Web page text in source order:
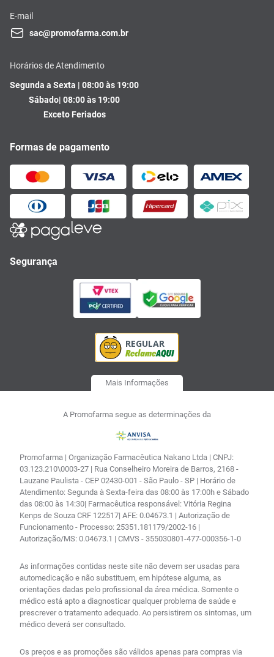
E-mail
sac@promofarma.com.br
Horários de Atendimento
Segunda a Sexta | 08:00 às 19:00
Sábado| 08:00 às 19:00
Exceto Feriados
Formas de pagamento
Segurança
Mais Informações
A Promofarma segue as determinações da
Promofarma | Organização Farmacêutica Nakano Ltda | CNPJ:
03.123.210\0003-27 | Rua Conselheiro Moreira de Barros, 2168 -
Lauzane Paulista - CEP 02430-001 - São Paulo - SP | Horário de
Atendimento: Segunda à Sexta-feira das 08:00 às 17:00h e Sábado
das 08:00 às 14:30| Farmacêutica responsável: Vitória Regina
Kenps de Souza CRF 122517| AFE: 0.04673.1 | Autorização de
Funcionamento - Processo: 25351.181179/2002-16 |
Autorização/MS: 0.04673.1 | CMVS - 355030801-477-000356-1-0
As informações contidas neste site não devem ser usadas para
automedicação e não substituem, em hipótese alguma, as
orientações dadas pelo profissional da área médica. Somente o
médico está apto a diagnosticar qualquer problema de saúde e
prescrever o tratamento adequado. Ao persistirem os sintomas, um
médico deverá ser consultado.
Os preços e as promoções são válidos apenas para compras via